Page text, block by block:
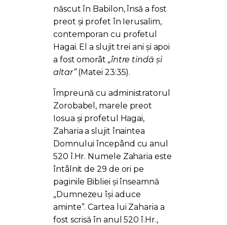
născut în Babilon, însă a fost
preot și profet în Ierusalim,
contemporan cu profetul
Hagai. El a slujit trei ani și apoi
a fost omorât „între tindă și
altar”(Matei 23:35).
Împreună cu administratorul
Zorobabel, marele preot
Iosua și profetul Hagai,
Zaharia a slujit înaintea
Domnului începând cu anul
520 î.Hr. Numele Zaharia este
întâlnit de 29 de ori pe
paginile Bibliei și înseamnă
„Dumnezeu își aduce
aminte”. Cartea lui Zaharia a
fost scrisă în anul 520 î.Hr.,